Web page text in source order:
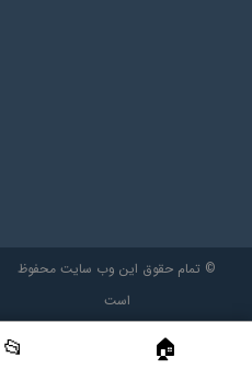
© تمام حقوق این وب سایت محفوظ
است